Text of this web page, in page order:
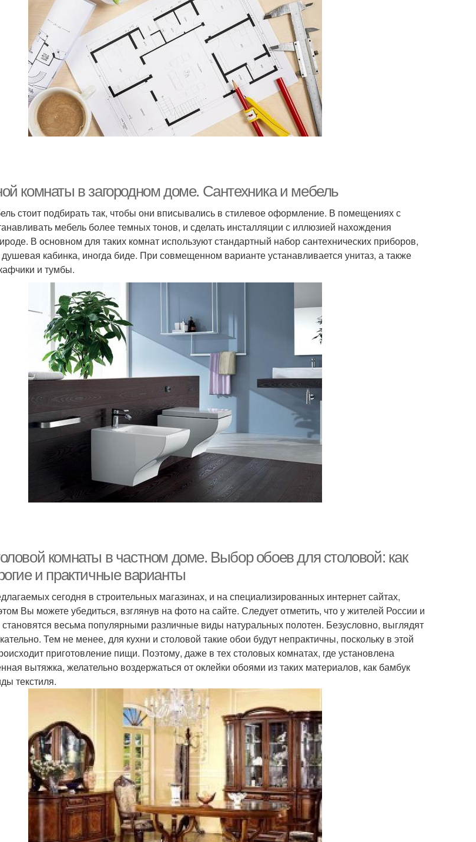
комнаты в загородном доме. Сантехника и мебель
стоит подбирать так, чтобы они вписывались в стилевое оформление. В помещениях с
мебель более темных тонов, и сделать инсталляции с иллюзией нахождения
В основном для таких комнат используют стандартный набор сантехнических приборов,
кабинка, иногда биде. При совмещенном варианте устанавливается унитаз, а также
и тумбы.
комнаты в частном доме. Выбор обоев для столовой: как
и практичные варианты
сегодня в строительных магазинах, и на специализированных интернет сайтах,
Вы можете убедиться, взглянув на фото на сайте. Следует отметить, что у жителей России и
весьма популярными различные виды натуральных полотен. Безусловно, выглядят
Тем не менее, для кухни и столовой такие обои будут непрактичны, поскольку в этой
приготовление пищи. Поэтому, даже в тех столовых комнатах, где установлена
вытяжка, желательно воздержаться от оклейки обоями из таких материалов, как бамбук
текстиля.